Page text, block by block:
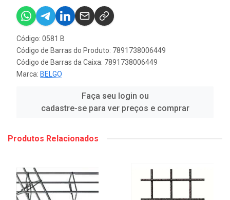
Código: 0581 B
Código de Barras do Produto: 7891738006449
Código de Barras da Caixa: 7891738006449
Marca: BELGO
Faça seu login ou
cadastre-se para ver preços e comprar
Produtos Relacionados